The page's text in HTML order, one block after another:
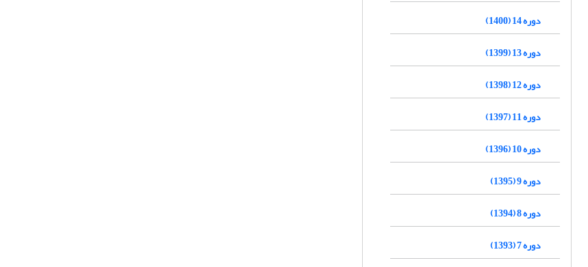
دوره 14 (1400)
دوره 13 (1399)
دوره 12 (1398)
دوره 11 (1397)
دوره 10 (1396)
دوره 9 (1395)
دوره 8 (1394)
دوره 7 (1393)